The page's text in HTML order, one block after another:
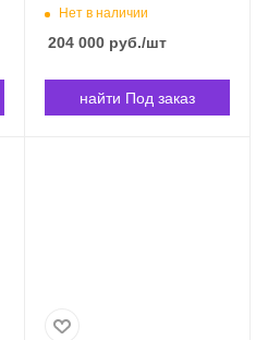
Владивостоке
Нет в наличии
204 000руб./шт
найти Под заказ